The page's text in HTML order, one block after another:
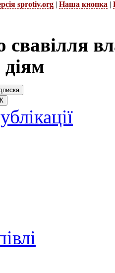
sprotiv.org | Наша кнопка |
свавілля